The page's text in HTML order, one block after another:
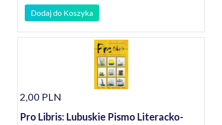
Dodaj do Koszyka
2,00 PLN
Pro Libris: Lubuskie Pismo Literacko-